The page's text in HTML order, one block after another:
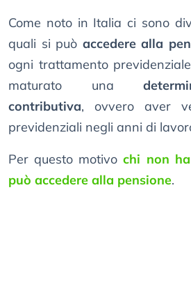
Come noto in Italia ci sono
quali si può accedere alla
ogni trattamento
maturato una
contributiva, ovvero aver
previdenziali negli anni di
Per questo motivochi non
può accedere alla pensione.